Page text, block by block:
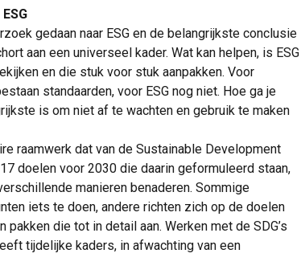
gedaan naar ESG en de belangrijkste conclusie
aan een universeel kader. Wat kan helpen, is ESG
en die stuk voor stuk aanpakken. Voor
standaarden, voor ESG nog niet. Hoe ga je
is om niet af te wachten en gebruik te maken
raamwerk dat van de Sustainable Development
doelen voor 2030 die daarin geformuleerd staan,
manieren benaderen. Sommige
iets te doen, andere richten zich op de doelen
pakken die tot in detail aan. Werken met de SDG’s
tijdelijke kaders, in afwachting van een